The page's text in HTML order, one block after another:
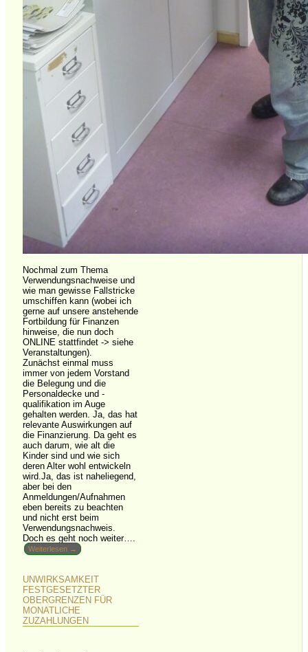
Nochmal zum Thema
Verwendungsnachweise und
wie man gewisse Fallstricke
umschiffen kann (wobei ich
gerne auf unsere anstehende
Fortbildung für Finanzen
hinweise, die nun doch
ONLINE stattfindet -> siehe
Veranstaltungen).
Zunächst einmal muss
immer von jedem Vorstand
die Belegung und die
Personaldecke und -
qualifikation im Auge
gehalten werden. Ja, das hat
relevante Auswirkungen auf
die Finanzierung. Da geht es
auch darum, wie alt die
Kinder sind und wie sich
deren Alter wohl entwickeln
wird.Ja, das ist naheliegend,
aber bei den
Anmeldungen/Aufnahmen
eben bereits zu beachten
und nicht erst beim
Verwendungsnachweis.
Doch es geht noch weiter….
Weiterlesen →
UNWIRKSAMKEIT
FESTGESETZTER
OBERGRENZEN FÜR
MONATLICHE
ZUZAHLUNGEN